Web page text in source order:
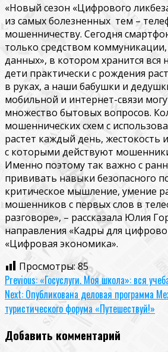
«Новый сезон «Цифрового
из самых болезненных тем –
мошенничеству. Сегодня
только средством
данных», в котором хранится
дети практически с рождения
в руках, а наши бабушки и
мобильной и интернет-связи
множество бытовых вопросов.
мошеннических схем с
растет каждый день, жестокость
с которыми действуют
Именно поэтому так важно с
прививать навыки безопасного
критическое мышление, умение
мошенников с первых слов в
разговоре», – рассказала Юлия
направления «Кадры для
«Цифровая экономика».
Просмотры: 85
Continue
Reading
Previous: «Госуслуги. Моя школа»: вся
Next: Опубликована деловая программа
туристического форума «Путешествуй!»
Добавить комментарий